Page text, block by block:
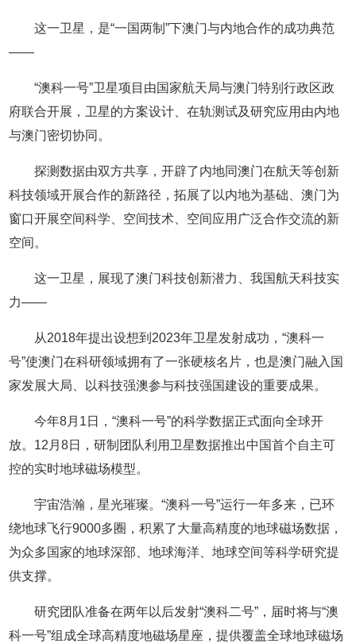
这一卫星，是“一国两制”下澳门与内地合作的成功典范
——
“澳科一号”卫星项目由国家航天局与澳门特别行政区政
府联合开展，卫星的方案设计、在轨测试及研究应用由内地
与澳门密切协同。
探测数据由双方共享，开辟了内地同澳门在航天等创新
科技领域开展合作的新路径，拓展了以内地为基础、澳门为
窗口开展空间科学、空间技术、空间应用广泛合作交流的新
空间。
这一卫星，展现了澳门科技创新潜力、我国航天科技实
力——
从2018年提出设想到2023年卫星发射成功，“澳科一
号”使澳门在科研领域拥有了一张硬核名片，也是澳门融入国
家发展大局、以科技强澳参与科技强国建设的重要成果。
今年8月1日，“澳科一号”的科学数据正式面向全球开
放。12月8日，研制团队利用卫星数据推出中国首个自主可
控的实时地球磁场模型。
宇宙浩瀚，星光璀璨。“澳科一号”运行一年多来，已环
绕地球飞行9000多圈，积累了大量高精度的地球磁场数据，
为众多国家的地球深部、地球海洋、地球空间等科学研究提
供支撑。
研究团队准备在两年以后发射“澳科二号”，届时将与“澳
科一号”组成全球高精度地磁场星座，提供覆盖全球地球磁场